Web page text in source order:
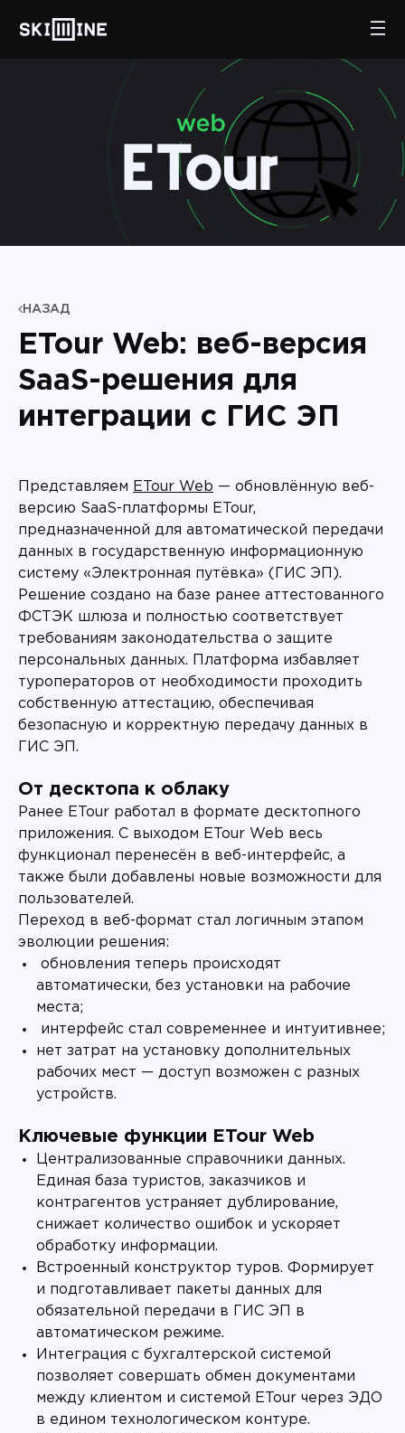
НАЗАД
ETour Web: веб-версия
SaaS-решения для
интеграции с ГИС ЭП
Представляем ETour Web — обновлённую веб-
версию SaaS-платформы ETour,
предназначенной для автоматической передачи
данных в государственную информационную
систему «Электронная путёвка» (ГИС ЭП).
Решение создано на базе ранее аттестованного
ФСТЭК шлюза и полностью соответствует
требованиям законодательства о защите
персональных данных. Платформа избавляет
туроператоров от необходимости проходить
собственную аттестацию, обеспечивая
безопасную и корректную передачу данных в
ГИС ЭП.
От десктопа к облаку
Ранее ETour работал в формате десктопного
приложения. С выходом ETour Web весь
функционал перенесён в веб-интерфейс, а
также были добавлены новые возможности для
пользователей.
Переход в веб-формат стал логичным этапом
эволюции решения:
обновления теперь происходят
автоматически, без установки на рабочие
места;
интерфейс стал современнее и интуитивнее;
нет затрат на установку дополнительных
рабочих мест — доступ возможен с разных
устройств.
Ключевые функции ETour Web
Централизованные справочники данных.
Единая база туристов, заказчиков и
контрагентов устраняет дублирование,
снижает количество ошибок и ускоряет
обработку информации.
Встроенный конструктор туров. Формирует
и подготавливает пакеты данных для
обязательной передачи в ГИС ЭП в
автоматическом режиме.
Интеграция с бухгалтерской системой
позволяет совершать обмен документами
между клиентом и системой ETour через ЭДО
в едином технологическом контуре.